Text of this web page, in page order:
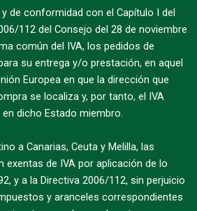
de conformidad con el Capítulo I del
112 del Consejo del 28 de noviembre
común del IVA, los pedidos de
su entrega y/o prestación, en aquel
Europea en que la dirección que
se localiza y, por tanto, el IVA
dicho Estado miembro.
a Canarias, Ceuta y Melilla, las
exentas de IVA por aplicación de lo
y a la Directiva 2006/112, sin perjuicio
y aranceles correspondientes